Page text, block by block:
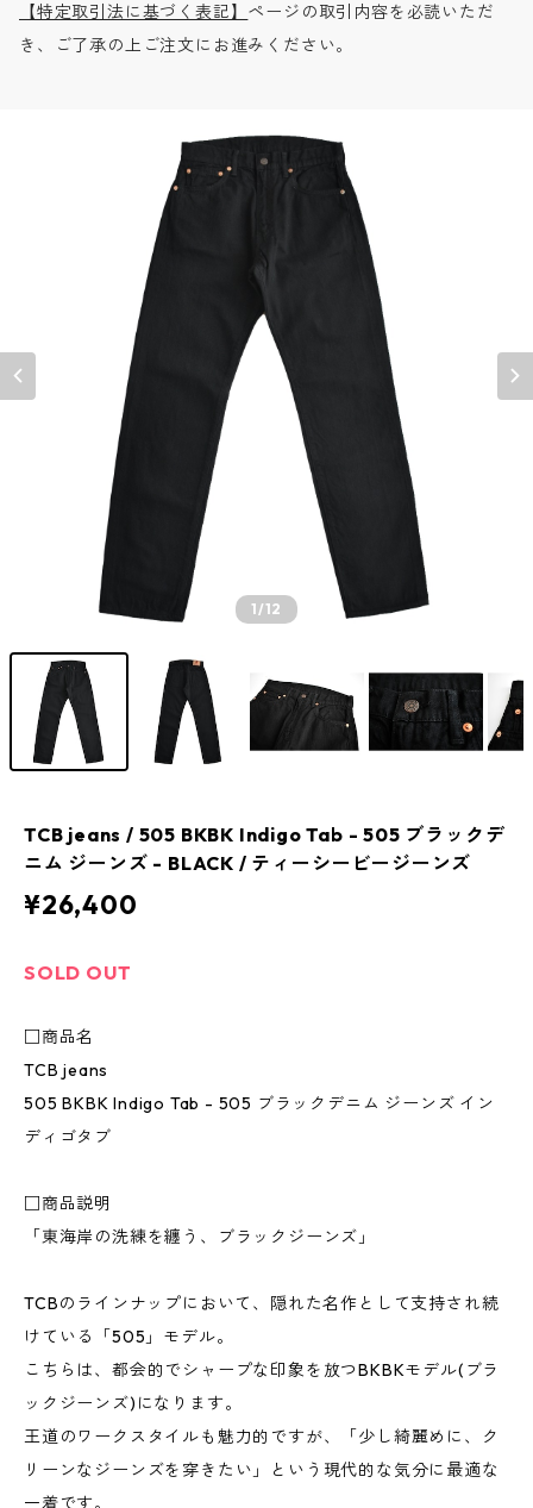
【特定取引法に基づく表記】 ページの取引内容を必読いただ
き、ご了承の上ご注文にお進みください。
1/12
TCB jeans / 505 BKBK Indigo Tab - 505 ブラックデ
ニム ジーンズ - BLACK / ティーシービージーンズ
¥26,400
SOLD OUT
□商品名
TCB jeans
505 BKBK Indigo Tab - 505 ブラックデニム ジーンズ イン
ディゴタブ
□商品説明
「東海岸の洗練を纏う、ブラックジーンズ」
TCBのラインナップにおいて、隠れた名作として支持され続
けている「505」モデル。
こちらは、都会的でシャープな印象を放つBKBKモデル(ブラ
ックジーンズ)になります。
王道のワークスタイルも魅力的ですが、「少し綺麗めに、ク
リーンなジーンズを穿きたい」という現代的な気分に最適な
一着です。